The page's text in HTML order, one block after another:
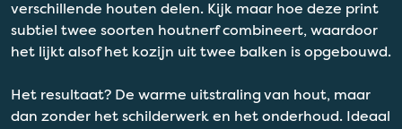
verschillende houten delen. Kijk maar hoe deze print
subtiel twee soorten houtnerf combineert, waardoor
het lijkt alsof het kozijn uit twee balken is opgebouwd.
Het resultaat? De warme uitstraling van hout, maar
dan zonder het schilderwerk en het onderhoud. Ideaal